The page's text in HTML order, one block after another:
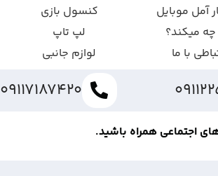
آمل موبایل
میکند؟
با ما
کنسول بازی
لپ تاپ
لوازم جانبی
09117187420
اجتماعی همراه باشید.